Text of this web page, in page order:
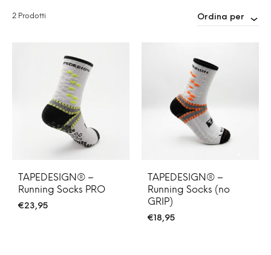
2 Prodotti Ordina per
TAPEDESIGN® –
Running Socks PRO
€23,95
TAPEDESIGN® –
Running Socks (no
GRIP)
€18,95